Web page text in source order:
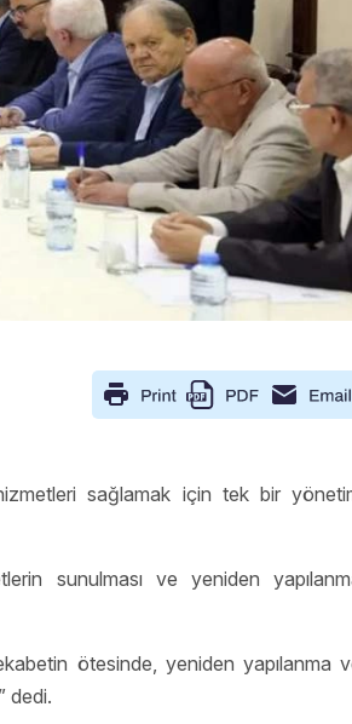
sağlamak için tek bir
sunulması ve yeniden
ötesinde, yeniden yapılanma
dedi.